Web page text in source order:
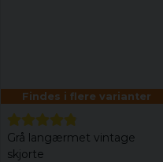
Findes i flere varianter
Grå langærmet vintage
skjorte